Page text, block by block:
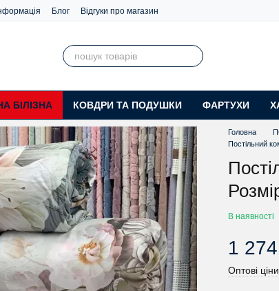
Блог Відгуки про магазин
БІЛІЗНА КОВДРИ ТА ПОДУШКИ ФАРТУХИ
Головна
Постільний
В наявності
1
Оптові